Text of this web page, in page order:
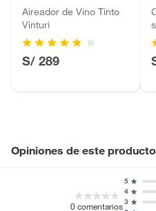
Baterías de auto.
Motocicletas y bicicletas
Licores y cigarros
Aireador de Vino Tinto
Vinturi
(3)
S/ 289
Opiniones de este producto
0comentarios3
4
5